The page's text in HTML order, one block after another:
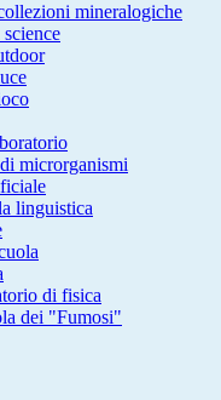
mineralogiche
microrganismi
linguistica
di fisica
dei "Fumosi"